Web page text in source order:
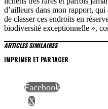
d’ailleurs dans mon rapport,
de classer ces endroits en
biodiversité exceptionnelle »,
ARTICLES SIMILAIRES
IMPRIMER ET PARTAGER
Facebook
X